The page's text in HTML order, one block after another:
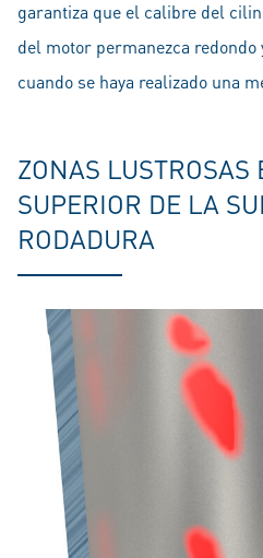
garantiza que el calibre del
del motor permanezca
cuando se haya realizado una
ZONAS LUSTROSAS
SUPERIOR DE LA
RODADURA